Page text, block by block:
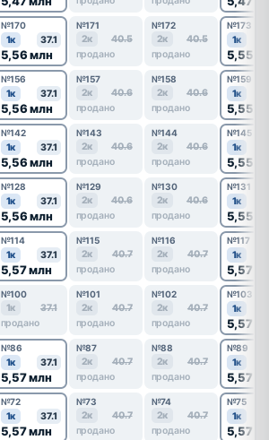
№170
1к 37.1
5,56 млн
№171
2к
40.5
продано
№172
2к
40.5
продано
№173
1к
5,55
№156
1к 37.1
5,56 млн
№157
2к
40.6
продано
№158
2к
40.6
продано
№159
1к
5,55
№142
1к 37.1
5,56 млн
№143
2к
40.6
продано
№144
2к
40.6
продано
№145
1к
5,55
№128
1к 37.1
5,56 млн
№129
2к
40.6
продано
№130
2к
40.6
продано
№131
1к
5,55
№114
1к 37.1
5,57 млн
№115
2к
40.7
продано
№116
2к
40.7
продано
№117
1к
5,57
№100
1к
37.1
продано
№101
2к
40.7
продано
№102
2к
40.7
продано
№103
1к
5,57
№86
1к 37.1
5,57 млн
№87
2к
40.7
продано
№88
2к
40.7
продано
№89
1к
5,57
№72
1к 37.1
5,57 млн
№73
2к
40.7
продано
№74
2к
40.7
продано
№75
1к
5,57